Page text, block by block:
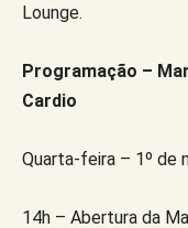
Lounge.
Programação –
Cardio
Quarta-feira – 1º de
14h – Abertura da